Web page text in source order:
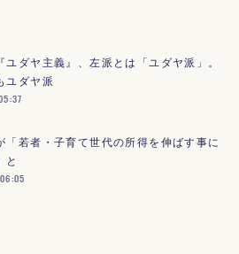
ユダヤ主義』、左派とは「ユダヤ派」。
ユダヤ派
「若者・子育て世代の所得を伸ばす事に
と